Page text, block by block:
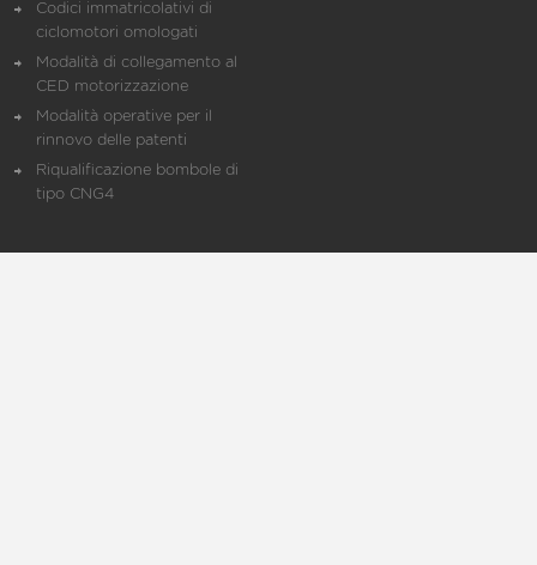
Codici immatricolativi di
ciclomotori omologati
Modalità di collegamento al
CED motorizzazione
Modalità operative per il
rinnovo delle patenti
Riqualificazione bombole di
tipo CNG4